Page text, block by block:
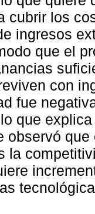
cubrir los
ingresos
que el
con
fue
que
observó
la